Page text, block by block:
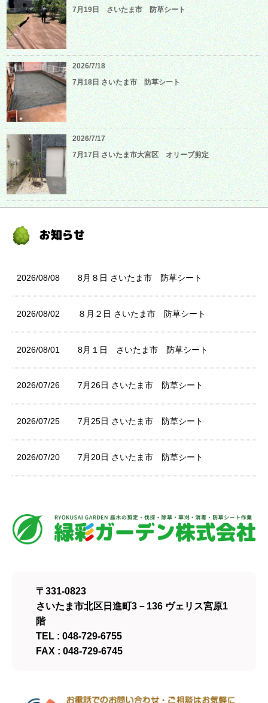
7月19日 さいたま市 防草シート
2026/7/18
7月18日 さいたま市 防草シート
2026/7/17
7月17日 さいたま市大宮区 オリーブ剪定
2026/08/08 8月８日 さいたま市 防草シート
2026/08/02 ８月２日 さいたま市 防草シート
2026/08/01 8月１日 さいたま市 防草シート
2026/07/26 7月26日 さいたま市 防草シート
2026/07/25 7月25日 さいたま市 防草シート
2026/07/20 7月20日 さいたま市 防草シート
〒331-0823
さいたま市北区日進町3－136 ヴェリス宮原1
階
TEL : 048-729-6755
FAX : 048-729-6745